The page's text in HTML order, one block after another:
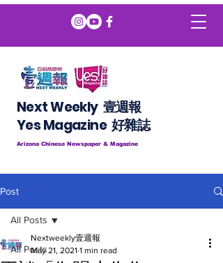
Next Weekly 壹週報
​​Yes Magazine 好雜誌
Arizona Chinese Newspaper & Magazine
Post
All Posts
All Posts
Nextweekly壹週報
May 21, 2021 1 min read